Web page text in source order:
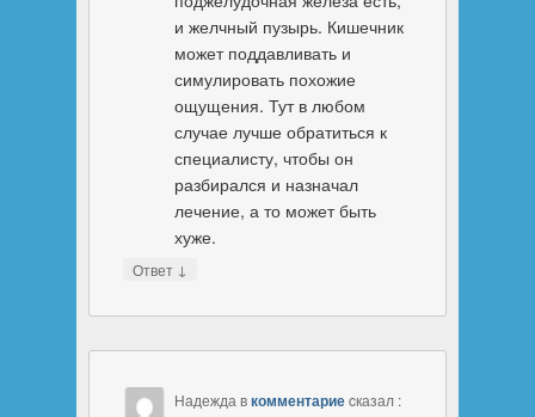
и желчный пузырь. Кишечник
может поддавливать и
симулировать похожие
ощущения. Тут в любом
случае лучше обратиться к
специалисту, чтобы он
разбирался и назначал
лечение, а то может быть
хуже.
Ответ ↓
Надежда вкомментариеcказал :